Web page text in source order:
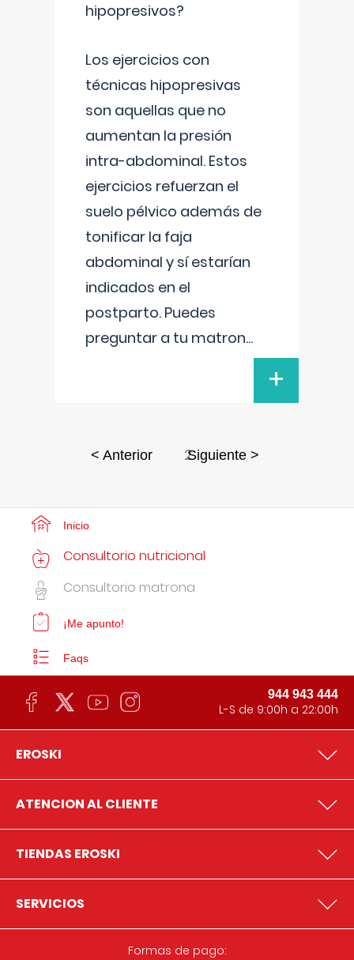
hipopresivos?
Los ejercicios con
técnicas hipopresivas
son aquellas que no
aumentan la presión
intra-abdominal. Estos
ejercicios refuerzan el
suelo pélvico además de
tonificar la faja
abdominal y sí estarían
indicados en el
postparto. Puedes
preguntar a tu matron...
+
< Anterior 2Siguiente >
Inicio
Consultorio nutricional
Consultorio matrona
¡Me apunto!
Faqs
944 943 444
L-S de 9:00h a 22:00h
EROSKI
ATENCION AL CLIENTE
TIENDAS EROSKI
SERVICIOS
Formas de pago: